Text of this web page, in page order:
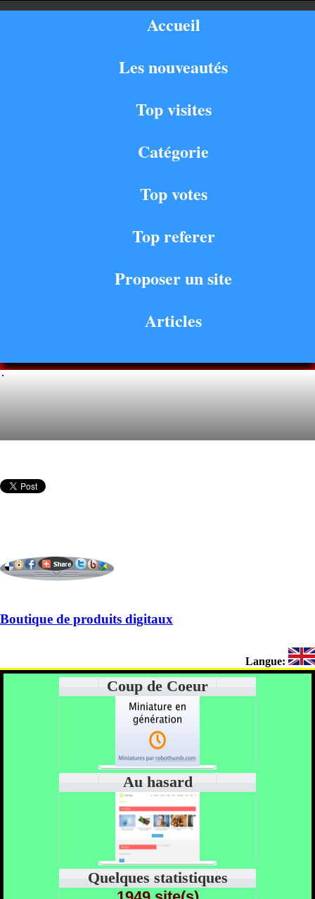
Accueil
Les nouveautés
Top visites
Catégorie
Top votes
Top referer
Proposer un site
Articles
Boutique de produits digitaux
Langue:
Coup de Coeur
Au hasard
Quelques statistiques